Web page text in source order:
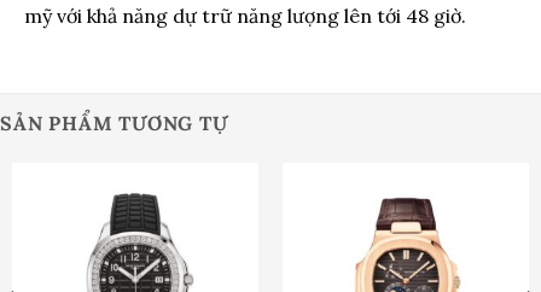
mỹ với khả năng dự trữ năng lượng lên tới 48 giờ.
SẢN PHẨM TƯƠNG TỰ